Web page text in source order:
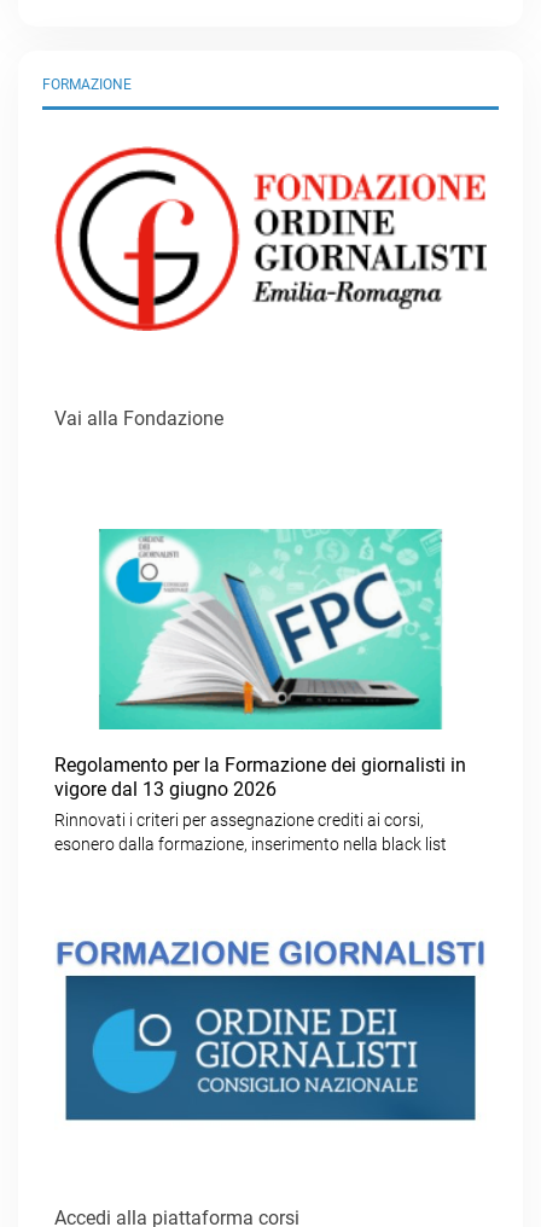
FORMAZIONE
Vai alla Fondazione
Regolamento per la Formazione dei giornalisti in
vigore dal 13 giugno 2026
Rinnovati i criteri per assegnazione crediti ai corsi,
esonero dalla formazione, inserimento nella black list
Accedi alla piattaforma corsi